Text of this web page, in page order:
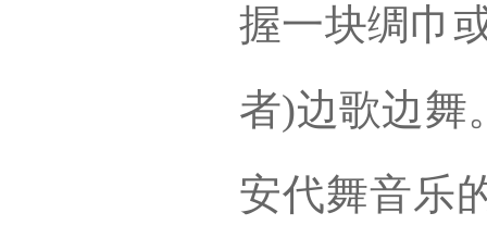
握一块绸巾
者)边歌边舞
安代舞音乐